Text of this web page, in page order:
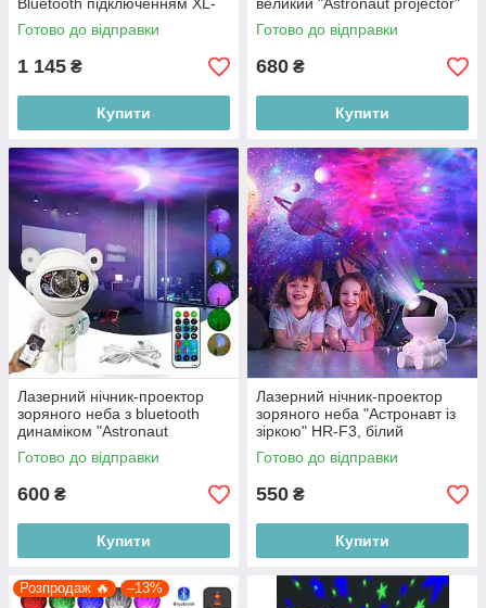
756 білий
Готово до відправки
1 145 ₴
Купити
з пультом, білий
Готово до відправки
680 ₴
Купити
Лазерний нічник-проектор
зоряного неба з bluetooth
динаміком "Astronaut
projector light" XL-818, білий
Готово до відправки
600 ₴
Купити
Лазерний нічник-проектор
зоряного неба "Астронавт із
зіркою" HR-F3, білий
Готово до відправки
550 ₴
Купити
Розпродаж 🔥 –13%